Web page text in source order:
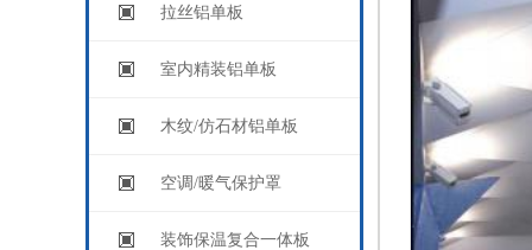
拉丝铝单板
室内精装铝单板
木纹/仿石材铝单板
空调/暖气保护罩
装饰保温复合一体板